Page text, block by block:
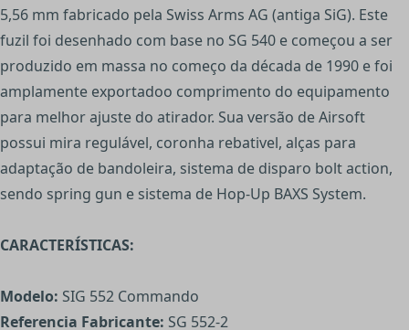
5,56 mm fabricado pela Swiss Arms AG (antiga SiG). Este
fuzil foi desenhado com base no SG 540 e começou a ser
produzido em massa no começo da década de 1990 e foi
amplamente exportadoo comprimento do equipamento
para melhor ajuste do atirador. Sua versão de Airsoft
possui mira regulável, coronha rebativel, alças para
adaptação de bandoleira, sistema de disparo bolt action,
sendo spring gun e sistema de Hop-Up BAXS System.
CARACTERÍSTICAS:
Modelo: SIG 552 Commando
Referencia Fabricante: SG 552-2